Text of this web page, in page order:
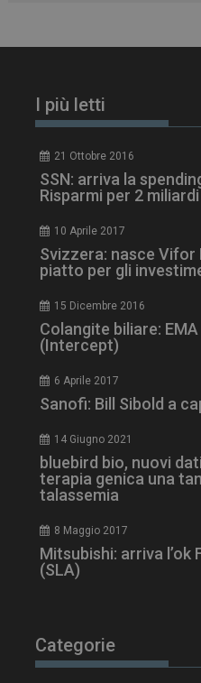
I più letti
21 Ottobre 2016
SSN: arriva la
Risparmi per 2 miliardi
10 Aprile 2017
Svizzera: nasce Vifor
piatto per gli
15 Dicembre 2016
Colangite biliare:
(Intercept)
6 Aprile 2017
Sanofi: Bill Sibold a
14 Giugno 2021
bluebird bio, nuovi
terapia genica una
talassemia
8 Maggio 2017
Mitsubishi: arriva l’ok
(SLA)
Categorie